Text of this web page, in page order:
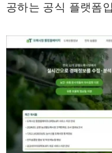
공하는 공식 플랫폼